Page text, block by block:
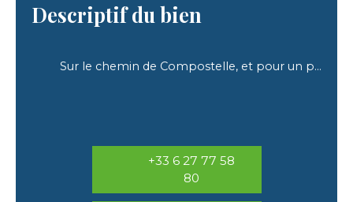
Descriptif du bien
Sur le chemin de Compostelle, et pour un projet professionnel
+33 6 27 77 58
80